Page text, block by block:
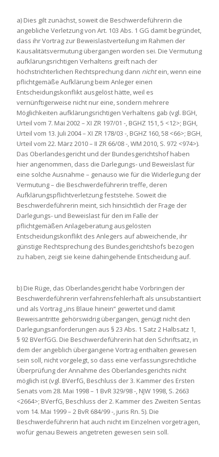
a) Dies gilt zunächst, soweit die Beschwerdeführerin die
angebliche Verletzung von Art. 103 Abs. 1 GG damit begründet,
dass ihr Vortrag zur Beweislastverteilung im Rahmen der
Kausalitätsvermutung übergangen worden sei. Die Vermutung
aufklärungsrichtigen Verhaltens greift nach der
höchstrichterlichen Rechtsprechung dann nichtein, wenn eine
pflichtgemäße Aufklärung beim Anleger einen
Entscheidungskonflikt ausgelöst hätte, weil es
vernünftigerweise nicht nur eine, sondern mehrere
Möglichkeiten aufklärungsrichtigen Verhaltens gab (vgl. BGH,
Urteil vom 7. Mai 2002 – XI ZR 197/01 -, BGHZ 151, 5 <12>; BGH,
Urteil vom 13. Juli 2004 – XI ZR 178/03 -, BGHZ 160, 58 <66>; BGH,
Urteil vom 22. März 2010 – II ZR 66/08 -, WM 2010, S. 972 <974>).
Das Oberlandesgericht und der Bundesgerichtshof haben
hier angenommen, dass die Darlegungs- und Beweislast für
eine solche Ausnahme – genauso wie für die Widerlegung der
Vermutung – die Beschwerdeführerin treffe, deren
Aufklärungspflichtverletzung feststehe. Soweit die
Beschwerdeführerin meint, sich hinsichtlich der Frage der
Darlegungs- und Beweislast für den im Falle der
pflichtgemäßen Anlageberatung ausgelösten
Entscheidungskonflikt des Anlegers auf abweichende, ihr
günstige Rechtsprechung des Bundesgerichtshofs bezogen
zu haben, zeigt sie keine dahingehende Entscheidung auf.
b) Die Rüge, das Oberlandesgericht habe Vorbringen der
Beschwerdeführerin verfahrensfehlerhaft als unsubstantiiert
und als Vortrag „ins Blaue hinein“ gewertet und damit
Beweisantritte gehörswidrig übergangen, genügt nicht den
Darlegungsanforderungen aus § 23 Abs. 1 Satz 2 Halbsatz 1,
§ 92 BVerfGG. Die Beschwerdeführerin hat den Schriftsatz, in
dem der angeblich übergangene Vortrag enthalten gewesen
sein soll, nicht vorgelegt, so dass eine verfassungsrechtliche
Überprüfung der Annahme des Oberlandesgerichts nicht
möglich ist (vgl. BVerfG, Beschluss der 3. Kammer des Ersten
Senats vom 28. Mai 1998 – 1 BvR 329/98 -, NJW 1998, S. 2663
<2664>; BVerfG, Beschluss der 2. Kammer des Zweiten Sentas
vom 14. Mai 1999 – 2 BvR 684/99 -, juris Rn. 5). Die
Beschwerdeführerin hat auch nicht im Einzelnen vorgetragen,
wofür genau Beweis angetreten gewesen sein soll.